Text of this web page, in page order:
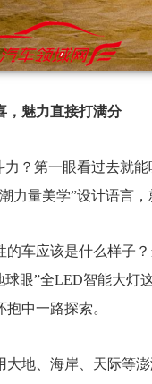
，魅力直接打满分
力？第一眼看过去就
力量美学”设计语言，
的车应该是什么样子
球眼”全LED智能大灯
中一路探索。
大地、海岸、天际等